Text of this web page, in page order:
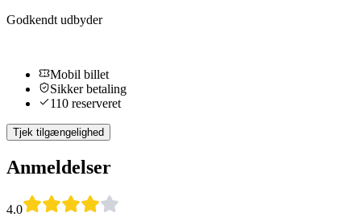
Godkendt udbyder
Mobil billet
Sikker betaling
110 reserveret
Tjek tilgængelighed
Anmeldelser
4.0